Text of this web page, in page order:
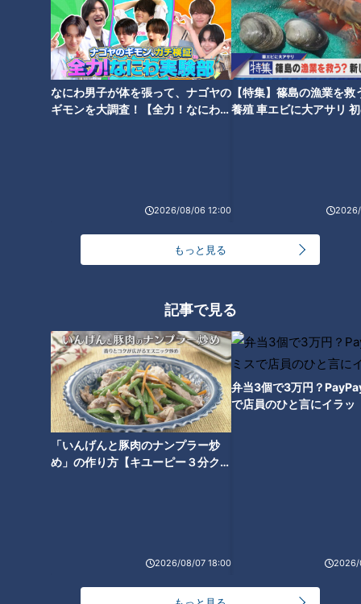
なにわ男子が体を張って、ナゴヤの
ギモンを大調査！【全力！なにわ実
2026/08/06 12:00
【特集】篠島の漁業を救
養殖 車エビに大アサリ
もっと見る
記事で見る
「いんげんと豚肉のナンプラー炒
め」の作り方【キユーピー３分クッ
2026/08/07 18:00
弁当3個で3万円？
で店員のひと言にイラッ
2026/
身長168センチと小柄ながら、パンチ力のある打撃と広い守備
範囲を誇る世代ナンバーワン遊撃手としての呼び声が高い辻本
小学校3年生の時、兄の影響で野球を始め、高校は夏の甲子園
最多出場を誇る北海高校へ進学。しかし目標としていた甲子園
出場の夢は叶わなかった。その時味わった悔しさをバネに仙台
大学へ進学。2年生の秋、念願であった全国大会に出場を果た
したものの、後にプロ入りした選手の打球の強さに愕然とし、
強い衝撃を受けた。大学でも味わうこととなった大きな壁。し
飛距離アップにつながった。また守備面においても肩の強さや